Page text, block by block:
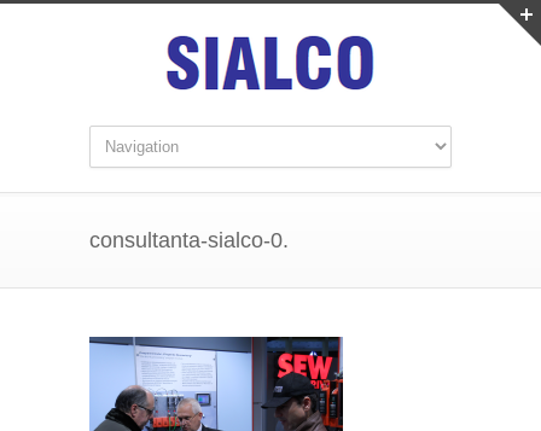
consultanta-sialco-0.